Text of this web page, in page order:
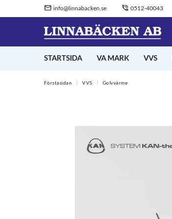
info@linnabacken.se 0512-40043
STARTSIDA VA MARK VVS
Förstasidan VVS Golvvärme